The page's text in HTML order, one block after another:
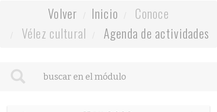
Volver Inicio
Conoce
Vélez cultural
Agenda de actividades